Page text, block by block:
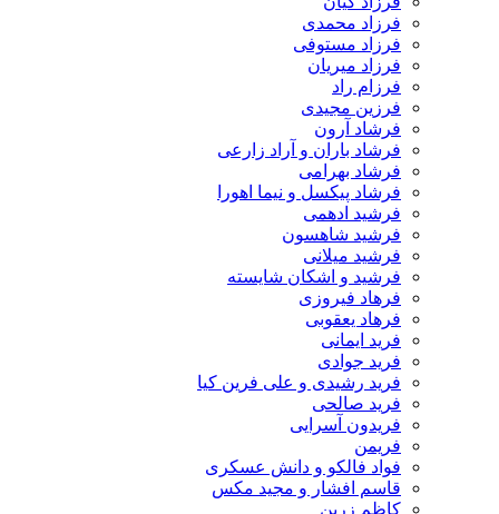
فرزاد محمدی
فرزاد مستوفی
فرزاد میریان
فرزام راد
فرزین مجیدی
فرشاد آرون
فرشاد باران و آراد زارعی
فرشاد بهرامی
فرشاد پیکسل و نیما اهورا
فرشید ادهمی
فرشید شاهسون
فرشید میلانی
فرشید و اشکان شایسته
فرهاد فیروزی
فرهاد یعقوبی
فرید ایمانی
فرید جوادی
فرید رشیدی و علی فرین کیا
فرید صالحی
فریدون آسرایی
فریمن
فواد فالکو و دانش عسکری
قاسم افشار و مجید مکس
کاظم زرین